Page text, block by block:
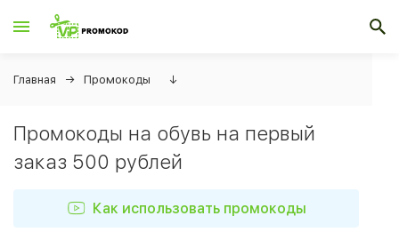
Главная Промокоды ↓
Промокоды на обувь на первый
заказ 500 рублей
Как использовать промокоды